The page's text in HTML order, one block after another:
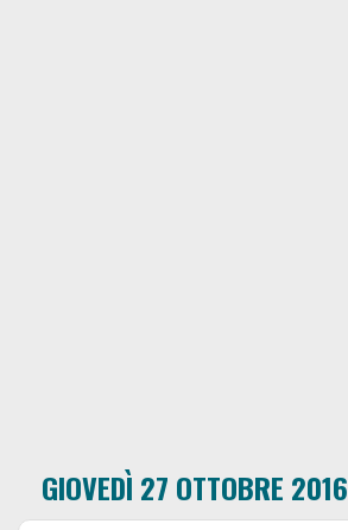
GIOVEDÌ 27 OTTOBRE 2016